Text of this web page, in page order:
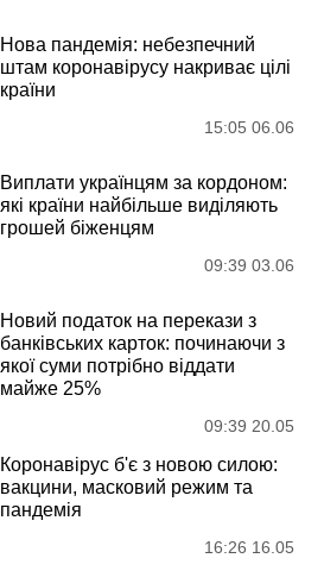
Нова пандемія: небезпечний
штам коронавірусу накриває цілі
країни
15:05 06.06
Виплати українцям за кордоном:
які країни найбільше виділяють
грошей біженцям
09:39 03.06
Новий податок на перекази з
банківських карток: починаючи з
якої суми потрібно віддати
майже 25%
09:39 20.05
Коронавірус б'є з новою силою:
вакцини, масковий режим та
пандемія
16:26 16.05